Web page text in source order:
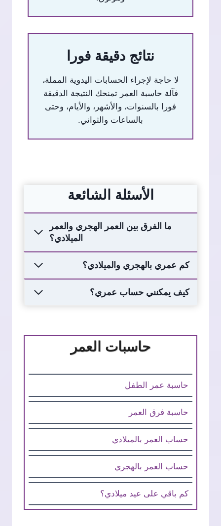
نتائج دقيقة فورا
لا حاجة لإجراء الحسابات اليدوية المملة،
فآلة حاسبة العمر تمنحك النتيجة الدقيقة
فورا بالسنوات، والأشهر، والأيام، وحتى
بالساعات والثواني.
الأسئلة الشائعة
ما الفرق بين العمر الهجري والعمر
الميلادي؟
كم عمري بالهجري والميلادي؟
كيف يمكنني حساب عمري؟
حاسبات العمر
حاسبة عمر الطفل
حاسبة فرق العمر
حساب العمر بالميلادي
حساب العمر بالهجري
كم باقي على عيد ميلادي؟